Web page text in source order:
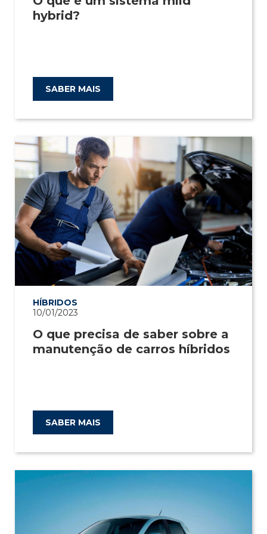
hybrid?
SABER MAIS
HÍBRIDOS
10/01/2023
O que precisa de saber sobre a
manutenção de carros híbridos
SABER MAIS